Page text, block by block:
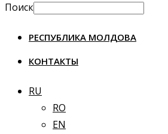
Поиск
РЕСПУБЛИКА МОЛДОВА
КОНТАКТЫ
RU
RO
EN